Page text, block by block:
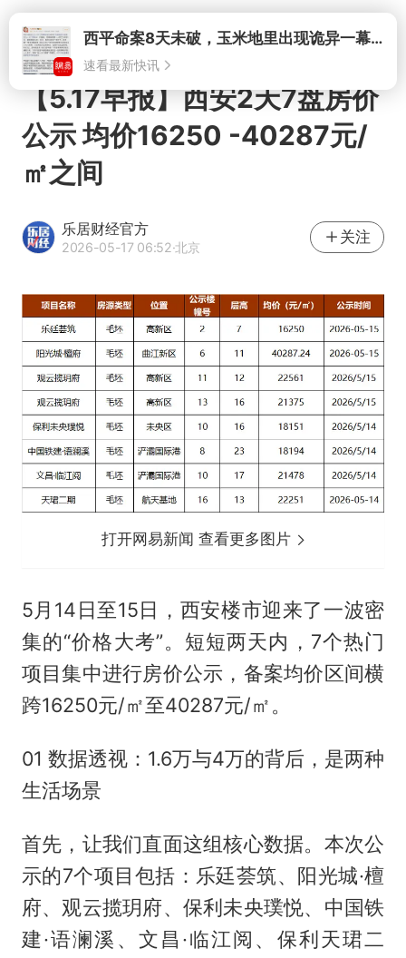
打开西平命案8天未破，玉米地里出现诡异一幕，我突然想起了欧金中
速看最新快讯
【5.17早报】西安2天7盘房价
公示 均价16250 -40287元/
㎡之间
乐居财经官方
2026-05-17 06:52·北京
关注
打开网易新闻 查看更多图片
5月14日至15日，西安楼市迎来了一波密
集的“价格大考”。短短两天内，7个热门
项目集中进行房价公示，备案均价区间横
跨16250元/㎡至40287元/㎡。
01 数据透视：1.6万与4万的背后，是两种
生活场景
首先，让我们直面这组核心数据。本次公
示的7个项目包括：乐廷荟筑、阳光城·檀
府、观云揽玥府、保利未央璞悦、中国铁
建·语澜溪、文昌·临江阅、保利天珺二